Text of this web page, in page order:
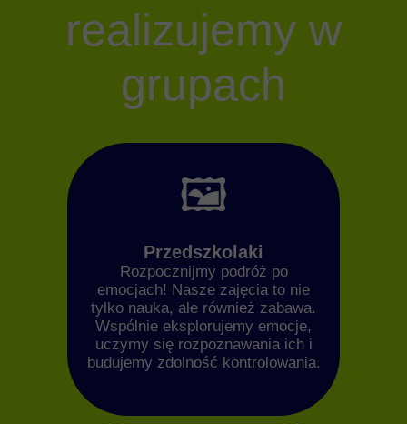
realizujemy w
grupach
🖼️
Przedszkolaki
Rozpocznijmy podróż po
emocjach! Nasze zajęcia to nie
tylko nauka, ale również zabawa.
Wspólnie eksplorujemy emocje,
uczymy się rozpoznawania ich i
budujemy zdolność kontrolowania.